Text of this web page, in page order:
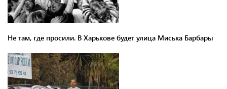
Не там, где просили. В Харькове будет улица Миська Барбары